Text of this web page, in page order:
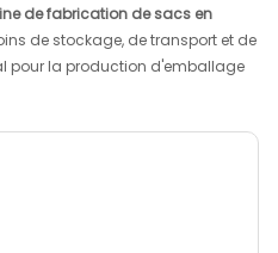
de fabrication de sacs en
de stockage, de transport et de
pour la production d'emballage